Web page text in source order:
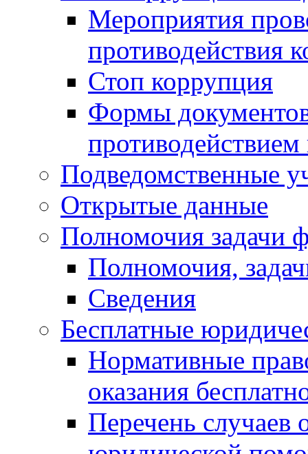
Мероприятия
противодействия
Стоп коррупция
Формы
Подведомственные
Открытые данные
Полномочия задачи
Полномочия,
Сведения
Бесплатные
Нормативные
оказания
Перечень случаев